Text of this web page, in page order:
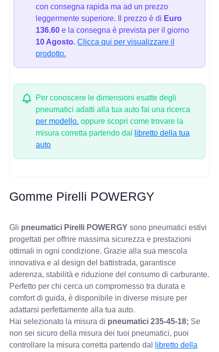
con consegna rapida ma ad un prezzo
leggermente superiore. Il prezzo è di Euro
136.60 e la consegna è prevista per il giorno
10 Agosto. Clicca qui per visualizzare il
prodotto.
Per conoscere le dimensioni esatte degli
pneumatici adatti alla tua auto fai una ricerca
per modello. oppure scopri come trovare la
misura corretta partendo dal
libretto della tua
auto
Gomme Pirelli POWERGY
Gli pneumatici Pirelli POWERGY sono pneumatici estivi
progettati per offrire massima sicurezza e prestazioni
ottimali in ogni condizione. Grazie alla sua mescola
innovativa e al design del battistrada, garantisce
aderenza, stabilità e riduzione del consumo di carburante.
Perfetto per chi cerca un compromesso tra durata e
comfort di guida, è disponibile in diverse misure per
adattarsi perfettamente alla tua auto.
Hai selezionato la misura di pneumatici235-45-18; Se
non sei sicuro della misura dei tuoi pneumatici, puoi
controllare la misura corretta partendo dal
libretto della